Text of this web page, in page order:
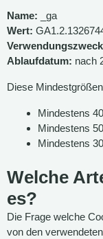
Name: _ga
Wert:
Ablaufdatum: nach
Diese
Mindestens
Mindestens
Mindestens
Welche
es?
Die Frage welche
von den